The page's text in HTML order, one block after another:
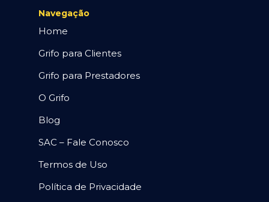
Navegação
Home
Grifo para Clientes
Grifo para Prestadores
O Grifo
Blog
SAC – Fale Conosco
Termos de Uso
Política de Privacidade